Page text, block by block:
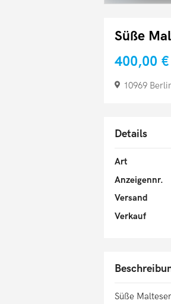
Süße
400,00 €
10969
Details
Art
Anzeigennr.
Versand
Verkauf
Süße